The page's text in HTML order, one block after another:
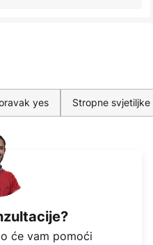
yes Stropne
će vam pomoći